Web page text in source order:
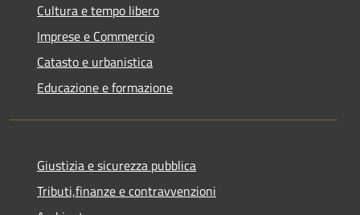
Cultura e tempo libero
Imprese e Commercio
Catasto e urbanistica
Educazione e formazione
Giustizia e sicurezza pubblica
Tributi,finanze e contravvenzioni